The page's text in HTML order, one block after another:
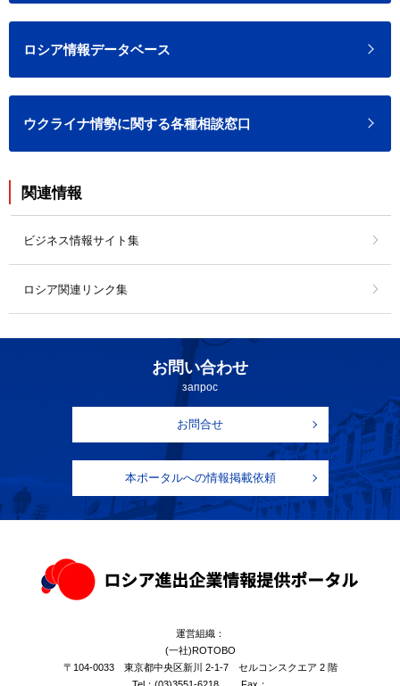
ロシア情報データベース
ウクライナ情勢に関する各種相談窓口
関連情報
ビジネス情報サイト集
ロシア関連リンク集
お問い合わせ
запрос
お問合せ
本ポータルへの情報掲載依頼
運営組織：
(一社)ROTOBO
〒104-0033 東京都中央区新川 2-1-7 セルコンスクエア 2 階